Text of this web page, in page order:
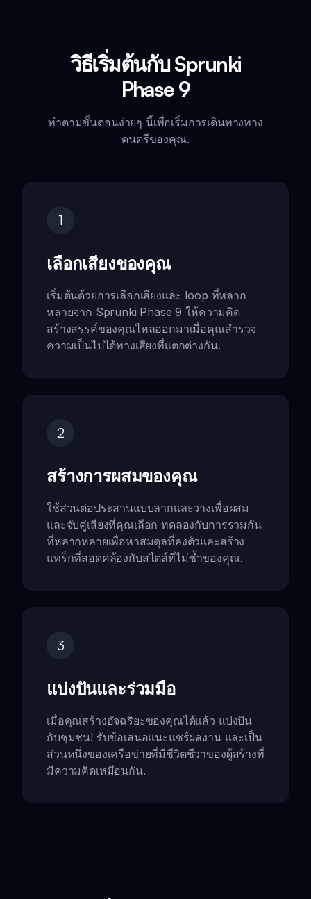
วิธีเริ่มต้นกับ Sprunki
Phase 9
ทำตามขั้นตอนง่ายๆ นี้เพื่อเริ่มการเดินทางทาง
ดนตรีของคุณ.
1
เลือกเสียงของคุณ
เริ่มต้นด้วยการเลือกเสียงและ loop ที่หลาก
หลายจาก Sprunki Phase 9 ให้ความคิด
สร้างสรรค์ของคุณไหลออกมาเมื่อคุณสำรวจ
ความเป็นไปได้ทางเสียงที่แตกต่างกัน.
2
สร้างการผสมของคุณ
ใช้ส่วนต่อประสานแบบลากและวางเพื่อผสม
และจับคู่เสียงที่คุณเลือก ทดลองกับการรวมกัน
ที่หลากหลายเพื่อหาสมดุลที่ลงตัวและสร้าง
แทร็กที่สอดคล้องกับสไตล์ที่ไม่ซ้ำของคุณ.
3
แบ่งปันและร่วมมือ
เมื่อคุณสร้างอัจฉริยะของคุณได้แล้ว แบ่งปัน
กับชุมชน! รับข้อเสนอแนะแชร์ผลงาน และเป็น
ส่วนหนึ่งของเครือข่ายที่มีชีวิตชีวาของผู้สร้างที่
มีความคิดเหมือนกัน.